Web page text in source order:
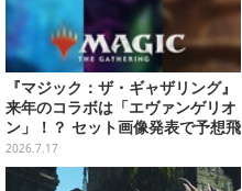
『マジック：ザ・ギャザリング』
来年のコラボは「エヴァンゲリオ
ン」！？ セット画像発表で予想飛
び交う
2026.7.17